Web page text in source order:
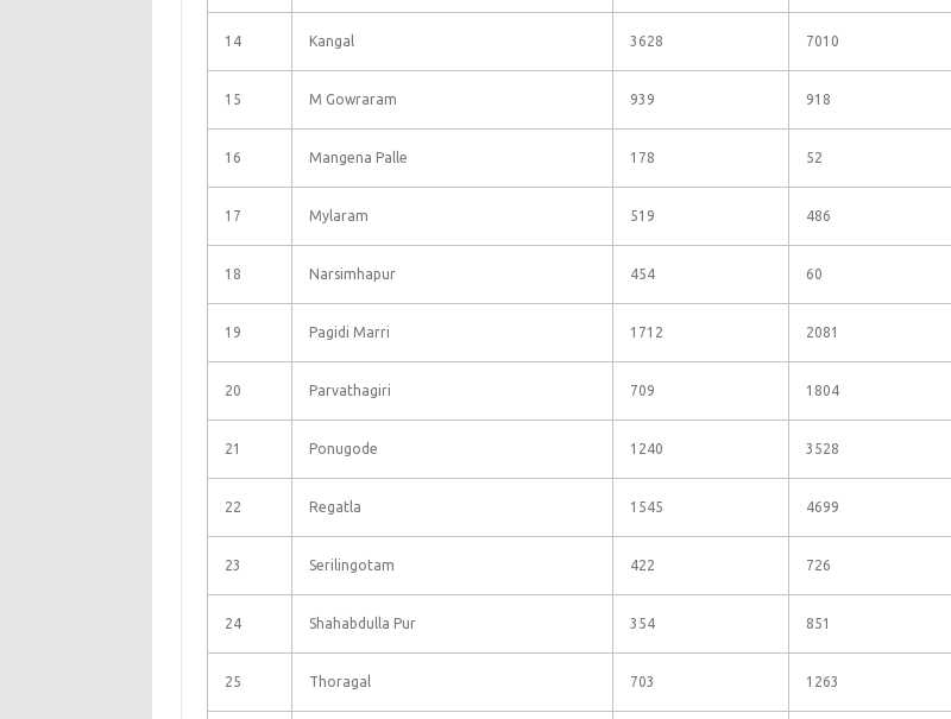
14 Kangal 3628 7010
15 M Gowraram 939 918
16 Mangena Palle 178 52
17 Mylaram 519 486
18 Narsimhapur 454 60
19 Pagidi Marri 1712 2081
20 Parvathagiri 709 1804
21 Ponugode 1240 3528
22 Regatla 1545 4699
23 Serilingotam 422 726
24 Shahabdulla Pur 354 851
25 Thoragal 703 1263